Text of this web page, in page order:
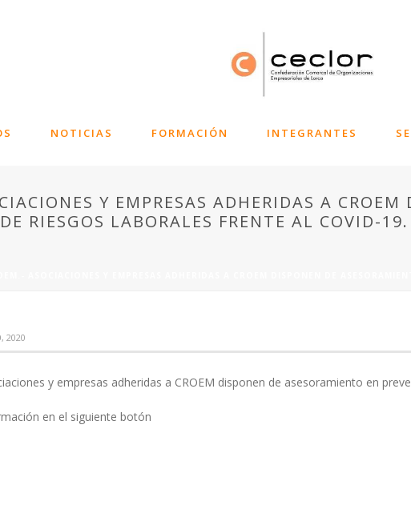
NOTICIAS FORMACIÓN INTEGRANTES
Y EMPRESAS ADHERIDAS A
RIESGOS LABORALES FRENTE AL COVID-19.
2020
y empresas adheridas a CROEM disponen de asesoramiento en
en el siguiente botón